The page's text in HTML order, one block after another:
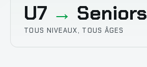
U7 → Seniors
TOUS NIVEAUX, TOUS ÂGES